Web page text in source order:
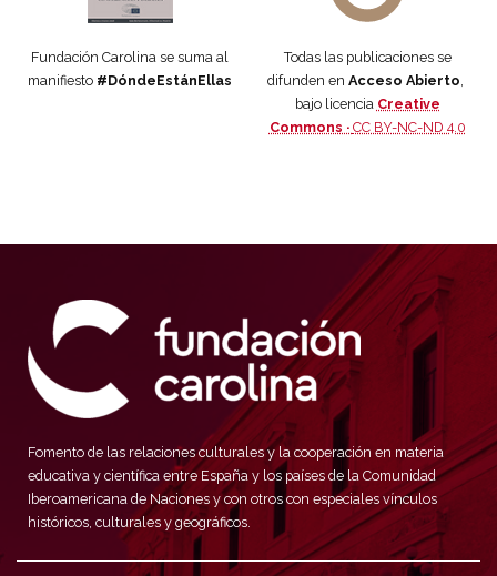
Fundación Carolina se suma al
manifiesto #DóndeEstánEllas
Todas las publicaciones se
difunden en Acceso Abierto,
bajo licencia Creative
Commons · CC BY-NC-ND 4.0
Fomento de las relaciones culturales y la cooperación en materia
educativa y científica entre España y los países de la Comunidad
Iberoamericana de Naciones y con otros con especiales vínculos
históricos, culturales y geográficos.